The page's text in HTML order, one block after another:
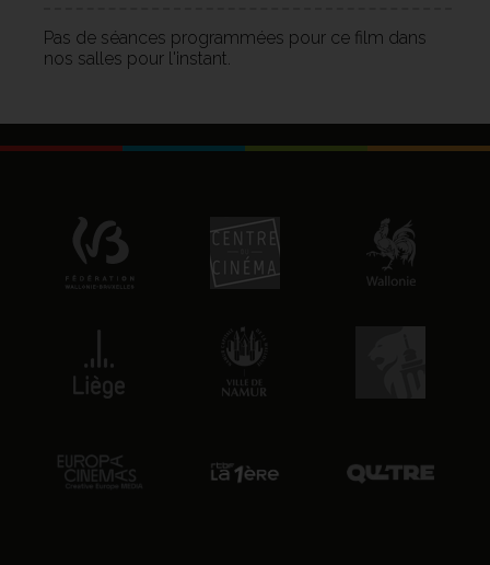
Pas de séances programmées pour ce film dans
nos salles pour l'instant.